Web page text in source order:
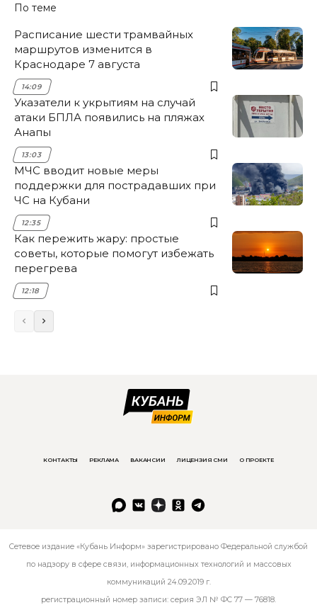
По теме
Расписание шести трамвайных
маршрутов изменится в
Краснодаре 7 августа
14:09
Указатели к укрытиям на случай
атаки БПЛА появились на пляжах
Анапы
13:03
МЧС вводит новые меры
поддержки для пострадавших при
ЧС на Кубани
12:35
Как пережить жару: простые
советы, которые помогут избежать
перегрева
12:18
КОНТАКТЫ РЕКЛАМА ВАКАНСИИ ЛИЦЕНЗИЯ СМИ О ПРОЕКТЕ
Сетевое издание «Кубань Информ» зарегистрировано Федеральной службой
по надзору в сфере связи, информационных технологий и массовых
коммуникаций 24.09.2019 г.
регистрационный номер записи: серия ЭЛ № ФС 77 — 76818.